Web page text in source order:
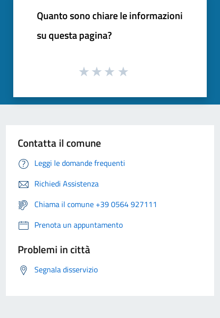
Quanto sono chiare le informazioni
su questa pagina?
Contatta il comune
Leggi le domande frequenti
Richiedi Assistenza
Chiama il comune +39 0564 927111
Prenota un appuntamento
Problemi in città
Segnala disservizio